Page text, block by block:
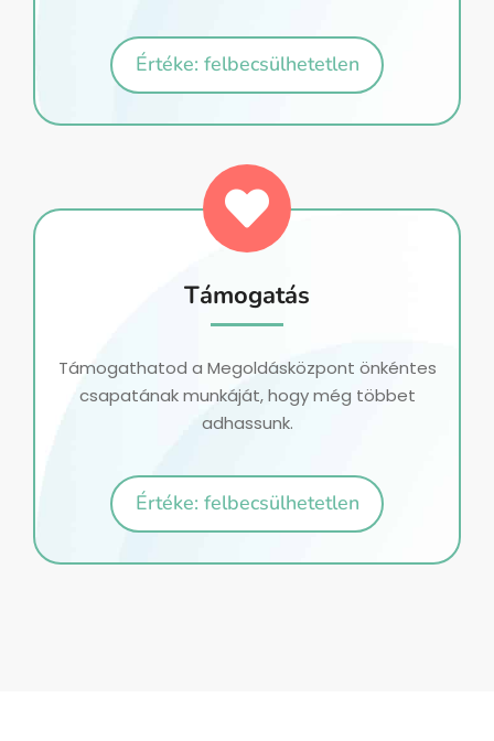
Értéke: felbecsülhetetlen
Támogatás
Támogathatod a Megoldásközpont önkéntes
csapatának munkáját, hogy még többet
adhassunk.
Értéke: felbecsülhetetlen